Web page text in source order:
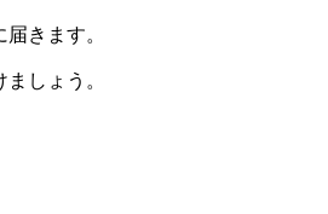
きます。
しょう。